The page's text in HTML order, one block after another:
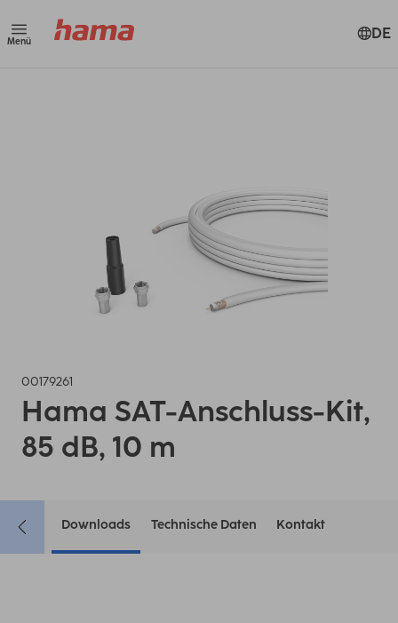
Menü DE
00179261
Hama SAT-Anschluss-Kit,
85 dB, 10 m
Downloads Technische Daten Kontakt